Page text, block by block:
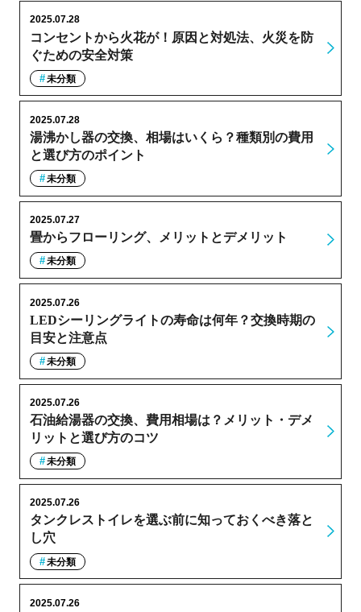
コンセントから火花が！原因と対処法、火災を防
ぐための安全対策
2025.07.28
未分類
湯沸かし器の交換、相場はいくら？種類別の費用
と選び方のポイント
2025.07.28
未分類
畳からフローリング、メリットとデメリット
2025.07.27
未分類
LEDシーリングライトの寿命は何年？交換時期の
目安と注意点
2025.07.26
未分類
石油給湯器の交換、費用相場は？メリット・デメ
リットと選び方のコツ
2025.07.26
未分類
タンクレストイレを選ぶ前に知っておくべき落と
し穴
2025.07.26
未分類
2025.07.26